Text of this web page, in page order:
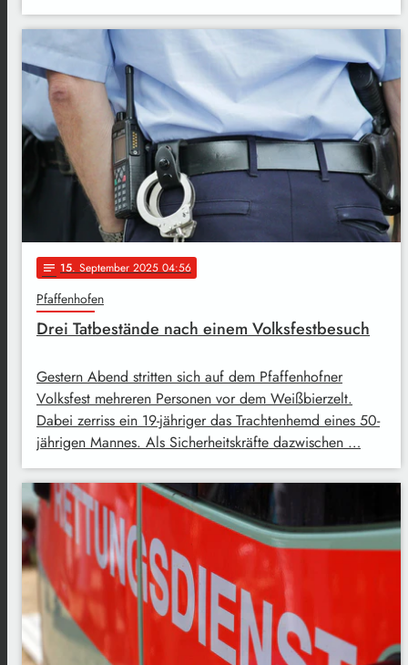
notes 15. September 2025 04:56
Pfaffenhofen
Drei Tatbestände nach einem Volksfestbesuch
Gestern Abend stritten sich auf dem Pfaffenhofner
Volksfest mehreren Personen vor dem Weißbierzelt.
Dabei zerriss ein 19-jähriger das Trachtenhemd eines 50-
jährigen Mannes. Als Sicherheitskräfte dazwischen …